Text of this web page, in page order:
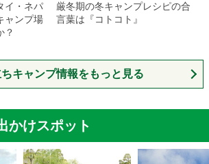
イ・ネパ
ャンプ場
？
厳冬期の冬キャンプレシピの合
言葉は『コトコト』
キャンプ情報をもっと見る
かけスポット